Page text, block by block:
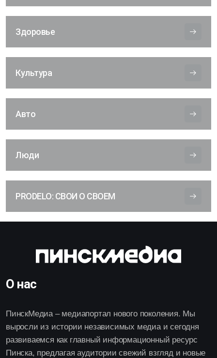
Здоровье
Культура
Авто
Люди
PRODELO: СВОИ О СВОЕМ
О нас
ПинскМедиа – медиапортал нового поколения. Мы
выросли из истории независимых медиа и сегодня
развиваемся как главный информационный ресурс
Пинска, предлагая аудитории свежий взгляд и новые